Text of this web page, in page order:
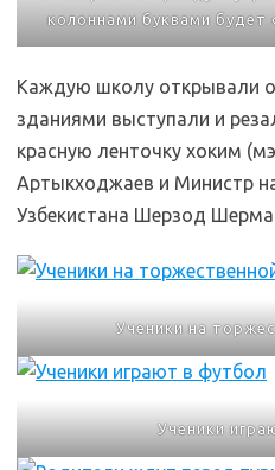
колоннами буквами будет
Каждую школу открывали
зданиями выступали и
красную ленточку хоким
Артыкходжаев и Министр
Узбекистана Шерзод
Ученики на
Ученики